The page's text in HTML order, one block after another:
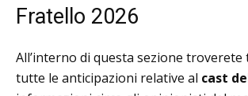
Fratello 2026
All’interno di questa sezione troverete
tutte le anticipazioni relative al cast